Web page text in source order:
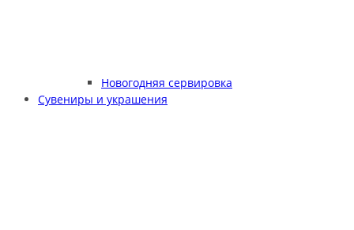
Новогодняя сервировка
Сувениры и украшения